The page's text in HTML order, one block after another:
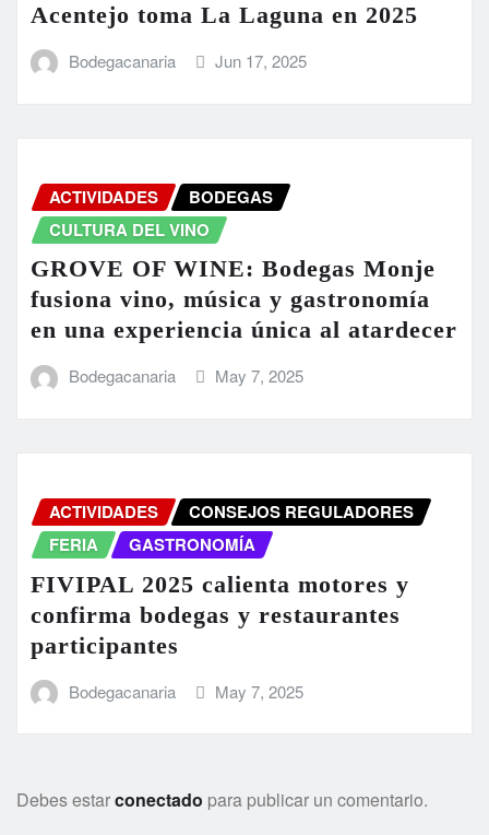
Acentejo toma La Laguna en 2025
Bodegacanaria Jun 17, 2025
ACTIVIDADES
BODEGAS
CULTURA DEL VINO
GROVE OF WINE: Bodegas Monje
fusiona vino, música y gastronomía
en una experiencia única al atardecer
Bodegacanaria May 7, 2025
ACTIVIDADES
CONSEJOS REGULADORES
FERIA
GASTRONOMÍA
FIVIPAL 2025 calienta motores y
confirma bodegas y restaurantes
participantes
Bodegacanaria May 7, 2025
Debes estarconectado para publicar un comentario.